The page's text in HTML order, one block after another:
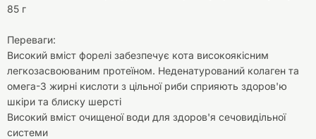
85 г
Переваги:
Високий вміст форелі забезпечує кота високоякісним
легкозасвоюваним протеїном. Неденатурований колаген та
омега-3 жирні кислоти з цільної риби сприяють здоров'ю
шкіри та блиску шерсті
Високий вміст очищеної води для здоров'я сечовидільної
системи